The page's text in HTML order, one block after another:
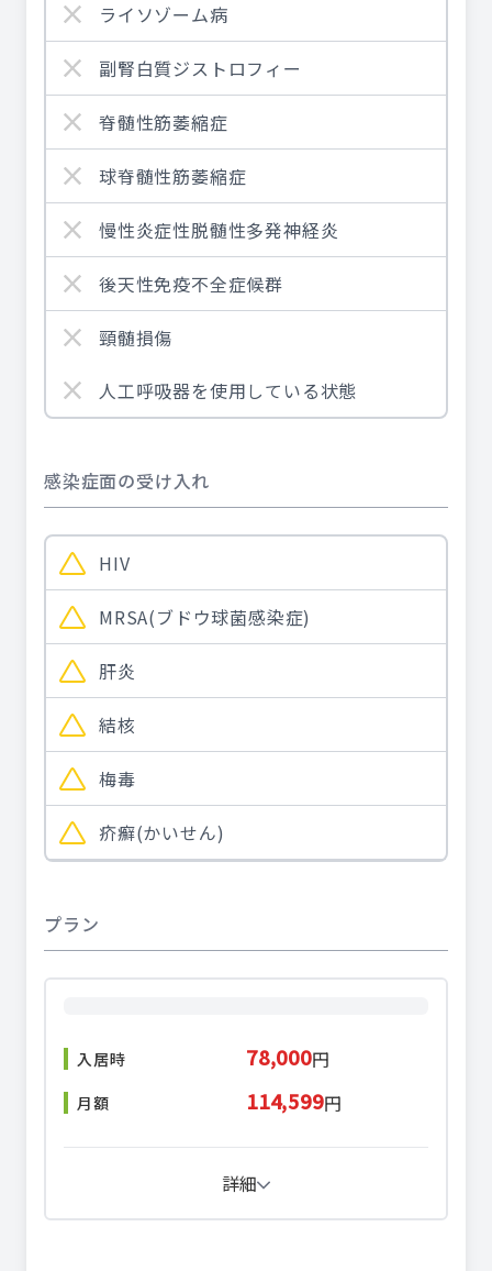
ライソゾーム病
副腎白質ジストロフィー
脊髄性筋萎縮症
球脊髄性筋萎縮症
慢性炎症性脱髄性多発神経炎
後天性免疫不全症候群
頸髄損傷
人工呼吸器を使用している状態
感染症面の受け入れ
HIV
MRSA(ブドウ球菌感染症)
肝炎
結核
梅毒
疥癬(かいせん)
プラン
入居時 78,000円
月額 114,599円
詳細